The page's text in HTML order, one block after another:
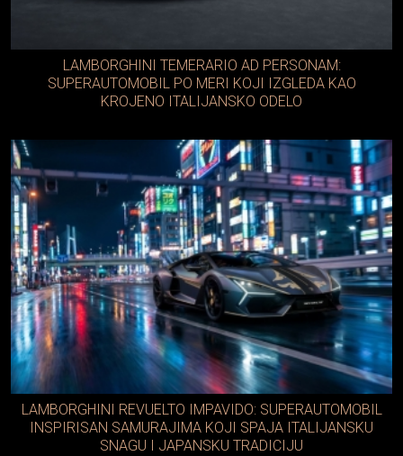
LAMBORGHINI TEMERARIO AD PERSONAM:
SUPERAUTOMOBIL PO MERI KOJI IZGLEDA KAO
KROJENO ITALIJANSKO ODELO
LAMBORGHINI REVUELTO IMPAVIDO: SUPERAUTOMOBIL
INSPIRISAN SAMURAJIMA KOJI SPAJA ITALIJANSKU
SNAGU I JAPANSKU TRADICIJU